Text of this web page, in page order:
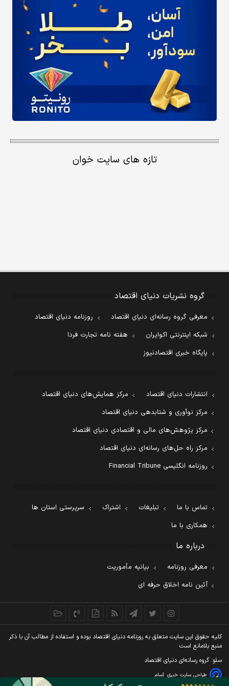
تازه های سایت خوان
گروه نشریات دنیای اقتصاد
معرفی گروه رسانه‌ای دنیای اقتصاد
روزنامه دنیای اقتصاد
شبکه اینترنتی اکوایران
هفته نامه تجارت فردا
پایگاه خبری اقتصادنیوز
انتشارات دنیای اقتصاد
مرکز همایش‌های دنیای اقتصاد
مرکز نوآوری و شتابدهی دنیای اقتصاد
مرکز پژوهش‌های مالی و اقتصادی دنیای اقتصاد
مرکز راه حل‌های رسانه‌ای دنیای اقتصاد
روزنامه انگلیسی Financial Tribune
تماس با ما تبلیغات اشتراک
سرپرستی استان ها
همکاری با ما
درباره ما
معرفی روزنامه
بیانیه مأموریت
آئین نامه اخلاق حرفه ای
کليه حقوق اين سايت متعلق به روزنامه دنيای اقتصاد بوده و استفاده از مطالب آن با ذکر
منبع بلامانع است
سئو: گروه رسانه‌ای دنیای اقتصاد
طراحی سایت خبری آسام